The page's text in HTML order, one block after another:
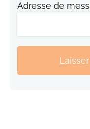
Adresse de